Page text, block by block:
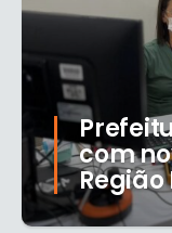
com
Região